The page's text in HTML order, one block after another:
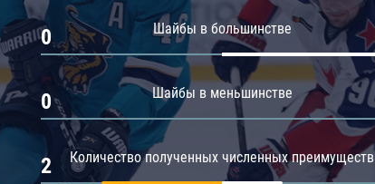
Амур
Барыс
Салават Юлаев
Шайбы в большинстве
0
Шайбы в меньшинстве
0
Количество полученных численных преимуществ
2